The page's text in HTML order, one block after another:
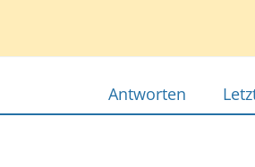
Antworten